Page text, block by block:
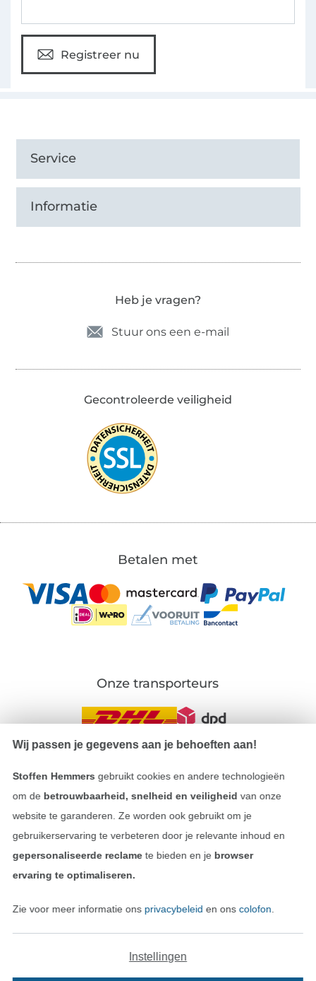
Registreer nu
Service
Informatie
Heb je vragen?
Stuur ons een e-mail
Gecontroleerde veiligheid
Betalen met
Onze transporteurs
Colofon
Algemene voorwaarden
Recht op retournering
Wissel naar de Duitse shop
Wij passen je gegevens aan je behoeften aan!
Stoffen Hemmers gebruikt cookies en andere technologieën
om de betrouwbaarheid, snelheid en veiligheid van onze
website te garanderen. Ze worden ook gebruikt om je
gebruikerservaring te verbeteren door je relevante inhoud en
gepersonaliseerde reclamete bieden en je browser
ervaring te optimaliseren.
Zie voor meer informatie ons privacybeleid en ons colofon
Instellingen